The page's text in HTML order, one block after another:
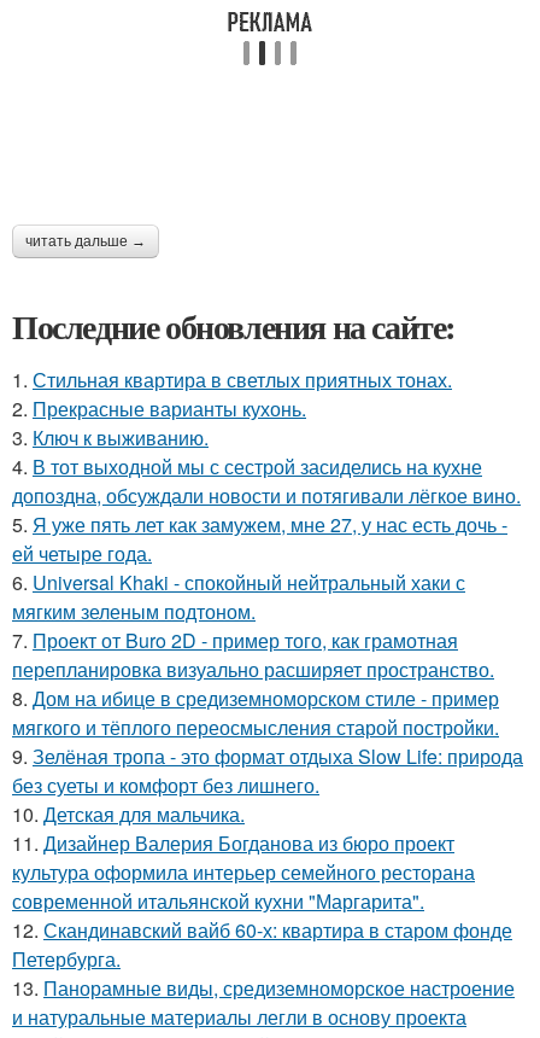
читать дальше →
Последние обновления на сайте:
1. Стильная квартира в светлых приятных тонах.
2. Прекрасные варианты кухонь.
3. Ключ к выживанию.
4. В тот выходной мы с сестрой засиделись на кухне
допоздна, обсуждали новости и потягивали лёгкое вино.
5. Я уже пять лет как замужем, мне 27, у нас есть дочь -
ей четыре года.
6. Universal Khaki - спокойный нейтральный хаки с
мягким зеленым подтоном.
7. Проект от Buro 2D - пример того, как грамотная
перепланировка визуально расширяет пространство.
8. Дом на ибице в средиземноморском стиле - пример
мягкого и тёплого переосмысления старой постройки.
9. Зелёная тропа - это формат отдыха Slow Life: природа
без суеты и комфорт без лишнего.
10. Детская для мальчика.
11. Дизайнер Валерия Богданова из бюро проект
культура оформила интерьер семейного ресторана
современной итальянской кухни "Маргарита".
12. Скандинавский вайб 60-х: квартира в старом фонде
Петербурга.
13. Панорамные виды, средиземноморское настроение
и натуральные материалы легли в основу проекта